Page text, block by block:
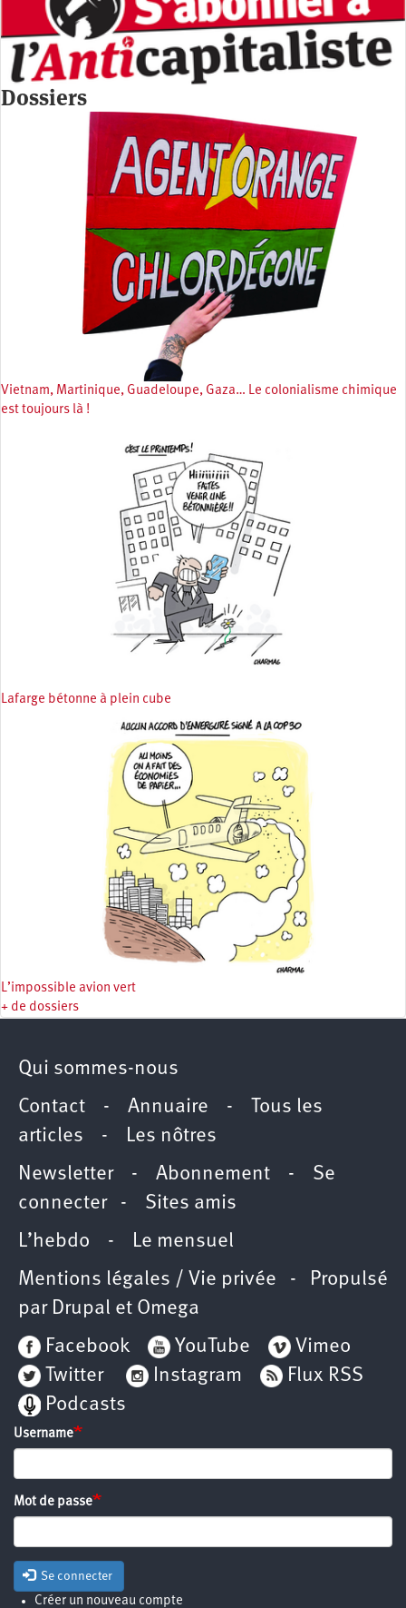
Dossiers
Vietnam, Martinique, Guadeloupe, Gaza… Le colonialisme chimique
est toujours là !
Lafarge bétonne à plein cube
L’impossible avion vert
+ de dossiers
Qui sommes-nous
Contact - Annuaire -
Tous les
articles - Les nôtres
Newsletter- Abonnement - Se
connecter- Sites amis
L’hebdo - Le mensuel
Mentions légales / Vie privée - Propulsé
par Drupal et Omega
Facebook
YouTube
Vimeo
Twitter
Instagram
Flux RSS
Podcasts
Username
Mot de passe
Se connecter
Créer un nouveau compte